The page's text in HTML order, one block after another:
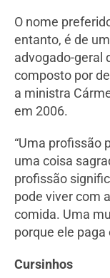
O nome
entanto, é de
advogado-geral
composto por
a ministra
em 2006.
“Uma profissão
uma coisa
profissão
pode viver com
comida. Uma
porque ele paga
Cursinhos